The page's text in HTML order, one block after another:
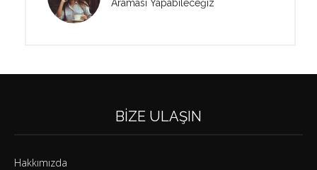
Araması Yapabileceğiz
BIZE ULAŞIN
Hakkımızda